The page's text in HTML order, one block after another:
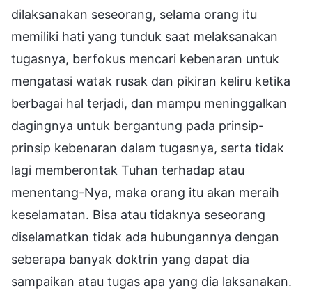
dilaksanakan seseorang, selama orang itu
memiliki hati yang tunduk saat melaksanakan
tugasnya, berfokus mencari kebenaran untuk
mengatasi watak rusak dan pikiran keliru ketika
berbagai hal terjadi, dan mampu meninggalkan
dagingnya untuk bergantung pada prinsip-
prinsip kebenaran dalam tugasnya, serta tidak
lagi memberontak Tuhan terhadap atau
menentang-Nya, maka orang itu akan meraih
keselamatan. Bisa atau tidaknya seseorang
diselamatkan tidak ada hubungannya dengan
seberapa banyak doktrin yang dapat dia
sampaikan atau tugas apa yang dia laksanakan.